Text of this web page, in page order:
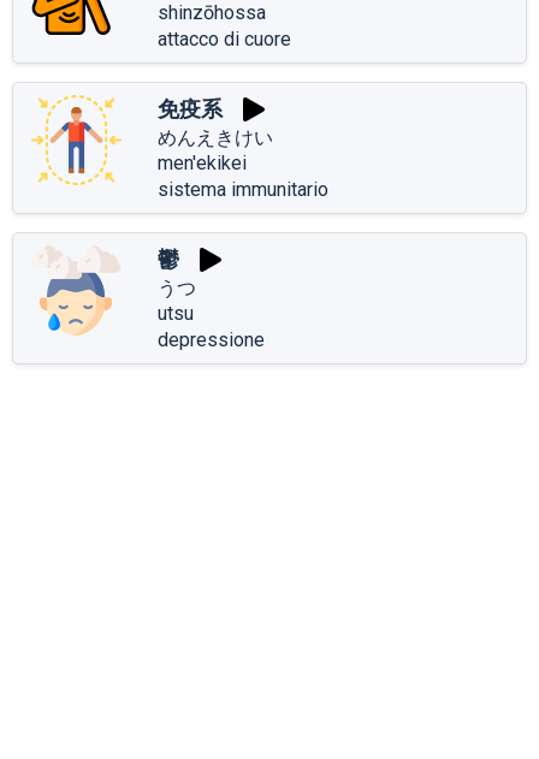
shinzōhossa
attacco di cuore
免疫系
めんえきけい
men'ekikei
sistema immunitario
鬱
うつ
utsu
depressione